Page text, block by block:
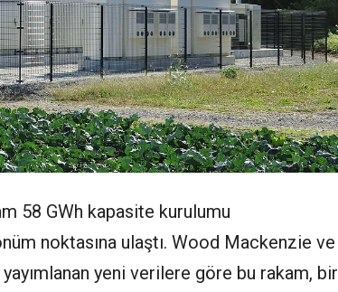
58 GWh kapasite kurulumu
noktasına ulaştı. Wood Mackenzie ve
yeni verilere göre bu rakam, bir